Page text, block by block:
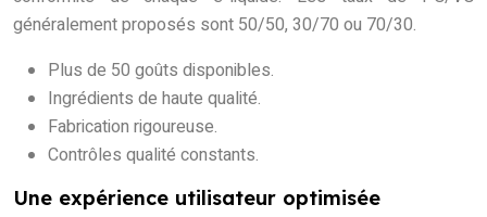
généralement proposés sont 50/50, 30/70 ou 70/30.
Plus de 50 goûts disponibles.
Ingrédients de haute qualité.
Fabrication rigoureuse.
Contrôles qualité constants.
Une expérience utilisateur optimisée